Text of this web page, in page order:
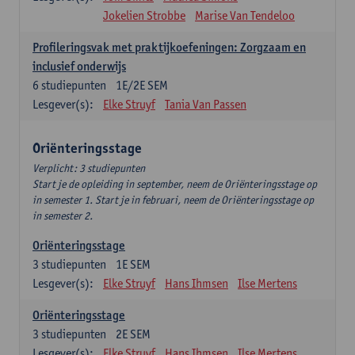
Jokelien Strobbe
Marise Van Tendeloo
Profileringsvak met praktijkoefeningen: Zorgzaam en
inclusief onderwijs
1E/2E SEM
6 studiepunten
Lesgever(s):
Elke Struyf Tania Van Passen
Oriënteringsstage
Verplicht: 3 studiepunten
Start je de opleiding in september, neem de Oriënteringsstage op
in semester 1. Start je in februari, neem de Oriënteringsstage op
in semester 2.
Oriënteringsstage
1E SEM
3 studiepunten
Lesgever(s):
Elke Struyf Hans Ihmsen Ilse Mertens
Oriënteringsstage
2E SEM
3 studiepunten